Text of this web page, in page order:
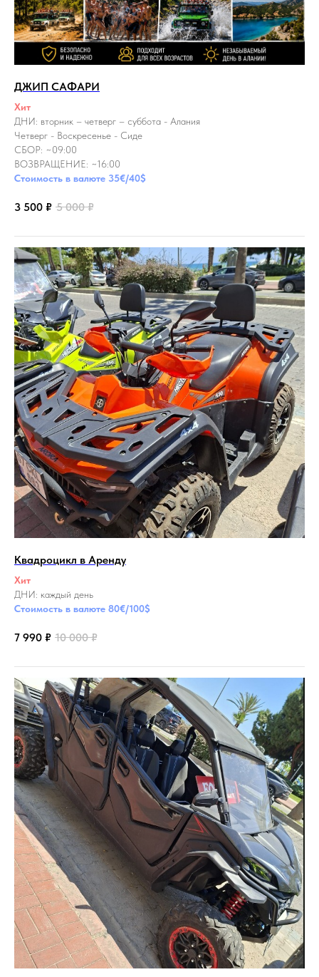
ДЖИП САФАРИ
Хит
ДНИ: вторник – четверг – суббота - Алания
Четверг - Воскресенье - Сиде
СБОР: ~09:00
ВОЗВРАЩЕНИЕ: ~16:00
Стоимость в валюте 35€/40$
3 500 ₽ 5 000 ₽
Квадроцикл в Аренду
Хит
ДНИ: каждый день
Стоимость в валюте 80€/100$
7 990 ₽ 10 000 ₽